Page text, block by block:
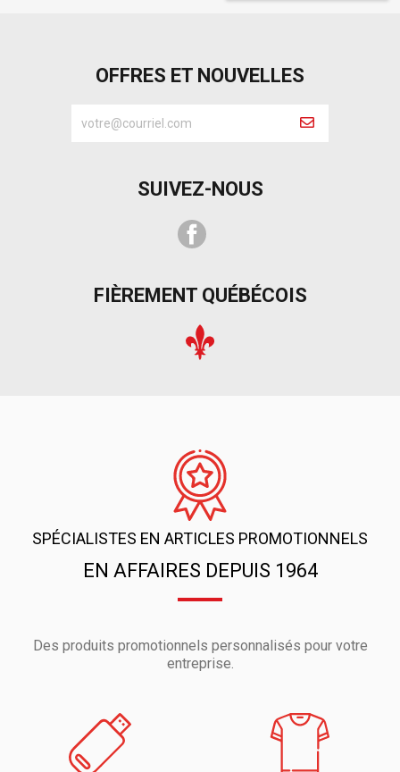
OFFRES ET NOUVELLES
SUIVEZ-NOUS
Facebook
FIÈREMENT QUÉBÉCOIS
SPÉCIALISTES EN ARTICLES PROMOTIONNELS
EN AFFAIRES DEPUIS 1964
Des produits promotionnels personnalisés pour votre
entreprise.